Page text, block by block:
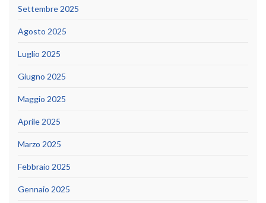
Settembre 2025
Agosto 2025
Luglio 2025
Giugno 2025
Maggio 2025
Aprile 2025
Marzo 2025
Febbraio 2025
Gennaio 2025